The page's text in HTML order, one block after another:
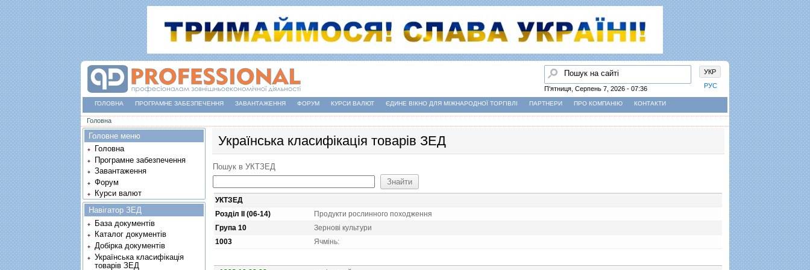
УКР
РУС
Пошук
П'ятниця, Серпень 7, 2026 - 07:36
ГОЛОВНА ПРОГРАМНЕ ЗАБЕЗПЕЧЕННЯ ЗАВАНТАЖЕННЯ ФОРУМ КУРСИ ВАЛЮТ ЄДИНЕ ВІКНО ДЛЯ МІЖНАРОДНОЇ ТОРГІВЛІ ПАРТНЕРИ ПРО КОМПАНІЮ КОНТАКТИ
Ви є тут
Головна
Українська класифікація товарів ЗЕД
Пошук в УКТЗЕД
УКТЗЕД
Розділ II (06-14)
Продукти рослинного походження
Група 10
Зерновi культури
1003
Ячмiнь:
Головне меню
Головна
Програмне забезпечення
Завантаження
Форум
Курси валют
Навігатор ЗЕД
База документів
Каталог документів
Добірка документів
Українська класифікація
товарів ЗЕД